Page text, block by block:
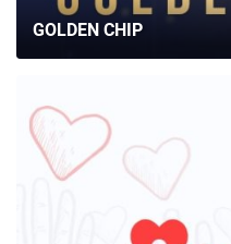
GOLDEN CHIP